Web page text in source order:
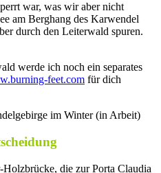
war, was wir aber nicht
am Berghang des Karwendel
durch den Leiterwald spuren.
werde ich noch ein separates
feet.com für dich
im Winter (in Arbeit)
die zur Porta Claudia